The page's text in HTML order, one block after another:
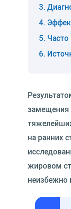
замещения
на ранних
жировом
неизбежно